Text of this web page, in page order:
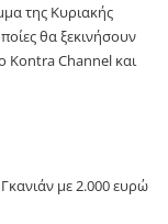
της Κυριακής
θα ξεκινήσουν
Kontra Channel και